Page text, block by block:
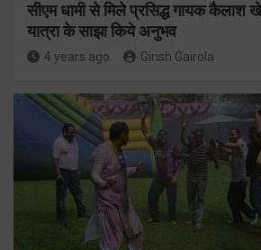
सीएम धामी से मिले प्रसिद्ध गायक कैलाश
यात्रा के साझा किये अनुभव
4 years ago Girish Gairola